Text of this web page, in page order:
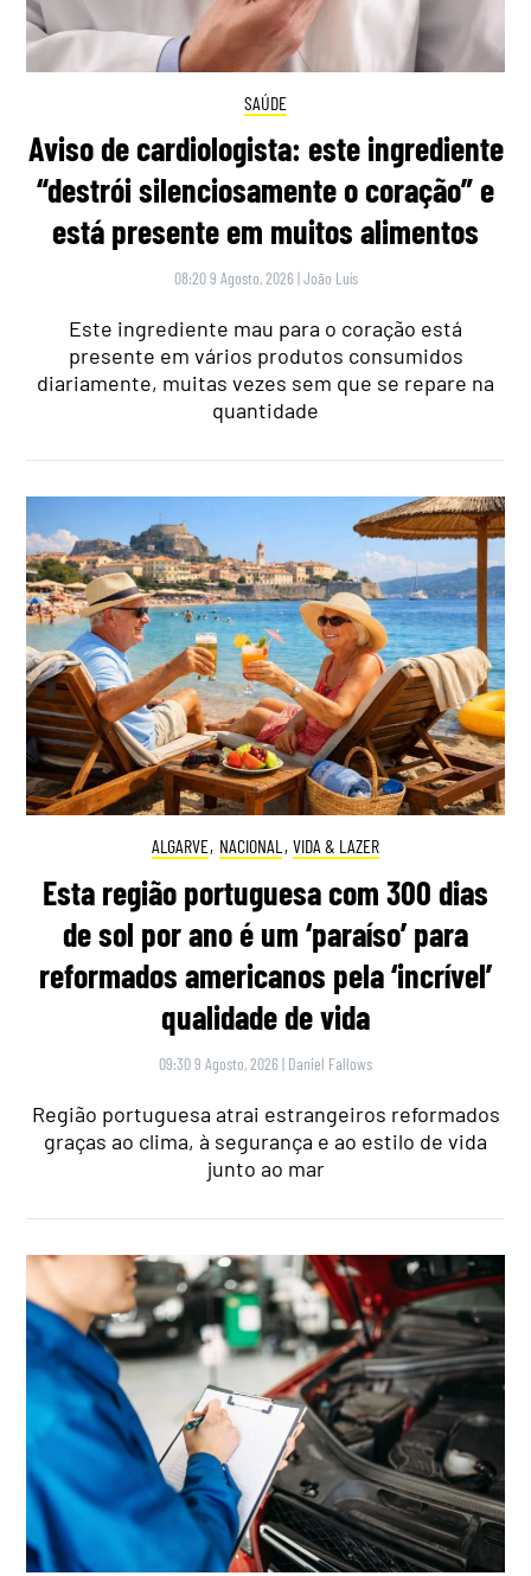
SAÚDE
Aviso de cardiologista: este ingrediente
“destrói silenciosamente o coração” e
está presente em muitos alimentos
08:20 9 Agosto, 2026 |João Luís
Este ingrediente mau para o coração está
presente em vários produtos consumidos
diariamente, muitas vezes sem que se repare na
quantidade
ALGARVE, NACIONAL , VIDA & LAZER
Esta região portuguesa com 300 dias
de sol por ano é um ‘paraíso’ para
reformados americanos pela ‘incrível’
qualidade de vida
09:30 9 Agosto, 2026 | Daniel Fallows
Região portuguesa atrai estrangeiros reformados
graças ao clima, à segurança e ao estilo de vida
junto ao mar